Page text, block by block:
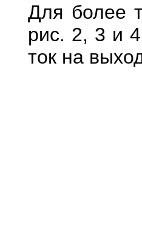
Для более
рис. 2, 3 и
ток на